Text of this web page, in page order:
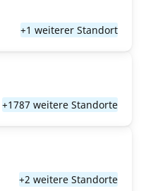
+1 weiterer Standort
+1787 weitere Standorte
+2 weitere Standorte